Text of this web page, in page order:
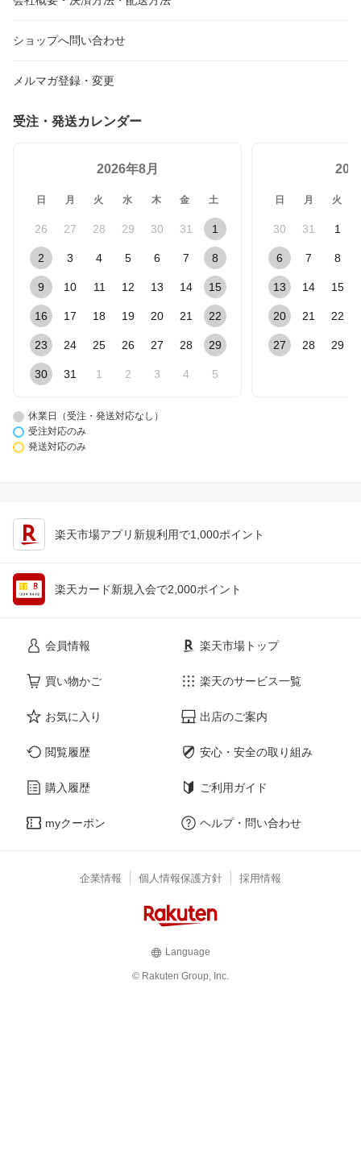
ショップへ問い合わせ
メルマガ登録・変更
受注・発送カレンダー
2026年8月
日 月 火 水 木 金 土
26 27 28 29 30 31 1
2 3 4 5 6 7 8
9 10 11 12 13 14 15
16 17 18 19 20 21 22
23 24 25 26 27 28 29
30 31 1 2 3 4 5
日 月 火
30 31 1
6 7 8
13 14 15
20 21 22
27 28 29
休業日（受注・発送対応なし）
受注対応のみ
発送対応のみ
楽天市場アプリ新規利用で1,000ポイント
楽天カード新規入会で2,000ポイント
会員情報
買い物かご
お気に入り
閲覧履歴
購入履歴
myクーポン
楽天市場トップ
楽天のサービス一覧
出店のご案内
安心・安全の取り組み
ご利用ガイド
ヘルプ・問い合わせ
企業情報 個人情報保護方針 採用情報
Language
© Rakuten Group, Inc.